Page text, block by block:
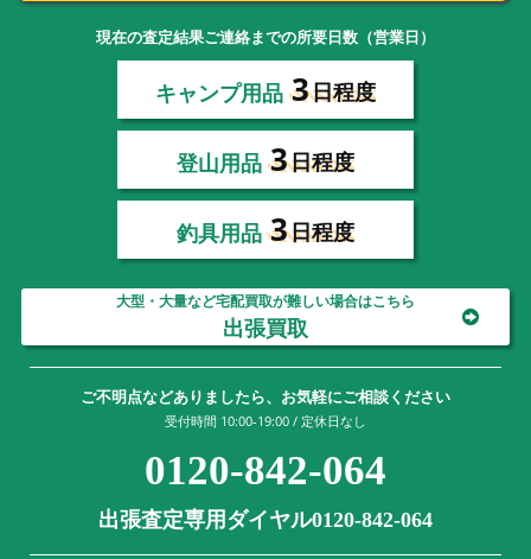
現在の査定結果ご連絡までの所要日数（営業日）
キャンプ用品 3日程度
登山用品 3日程度
釣具用品 3日程度
大型・大量など宅配買取が難しい場合はこちら
出張買取
ご不明点などありましたら、お気軽にご相談ください
受付時間 10:00-19:00 / 定休日なし
0120-842-064
出張査定専用ダイヤル0120-842-064